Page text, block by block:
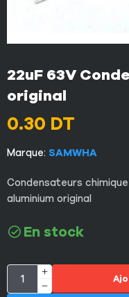
22uF 63V
original
0.30 DT
Marque: SAMWHA
Condensateurs chimique
aluminium original
En stock